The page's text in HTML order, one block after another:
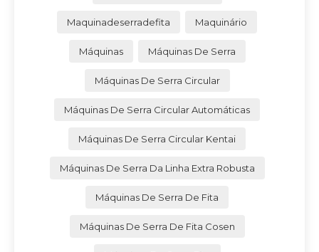
Maquinadeserradefita Maquinário
Máquinas Máquinas De Serra
Máquinas De Serra Circular
Máquinas De Serra Circular Automáticas
Máquinas De Serra Circular Kentai
Máquinas De Serra Da Linha Extra Robusta
Máquinas De Serra De Fita
Máquinas De Serra De Fita Cosen